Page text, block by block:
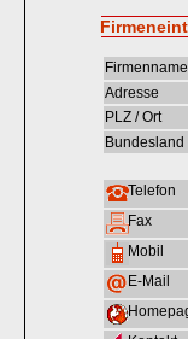
Firmenname
Adresse
PLZ / Ort
Bundesland
Telefon
Fax
Mobil
E-Mail